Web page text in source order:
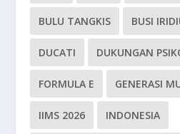
BULU TANGKIS BUSI
DUCATI DUKUNGAN
FORMULA E GENERASI
IIMS 2026 INDONESIA